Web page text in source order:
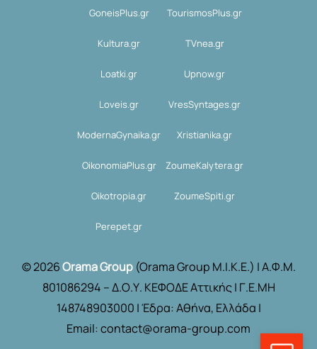
GoneisPlus.gr TourismosPlus.gr
Kultura.gr TVnea.gr
Loatki.gr Upnow.gr
Loveis.gr VresSyntages.gr
ModernaGynaika.gr Xristianika.gr
OikonomiaPlus.gr ZoumeKalytera.gr
Oikotropia.gr ZoumeSpiti.gr
Perepet.gr
© 2026Orama Group(Orama Group Μ.Ι.Κ.Ε.) | Α.Φ.Μ.
801086294 – Δ.Ο.Υ. ΚΕΦΟΔΕ Αττικής | Γ.Ε.ΜΗ
148748903000 | Έδρα: Αθήνα, Ελλάδα |
Email: contact@orama-group.com